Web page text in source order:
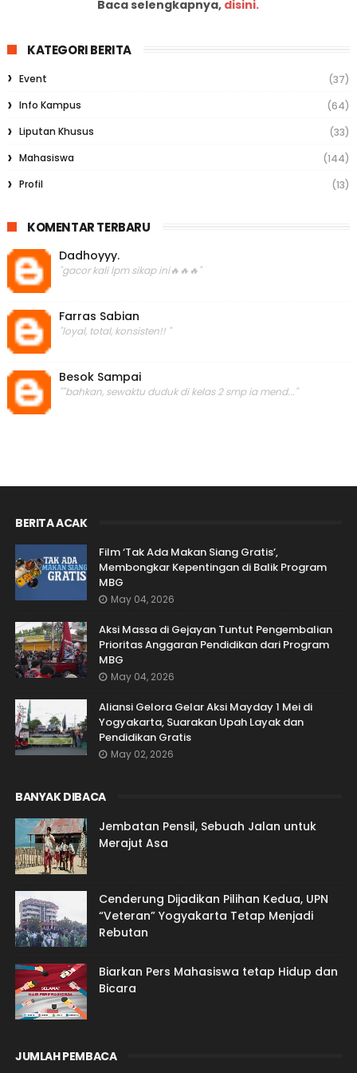
Baca selengkapnya, disini.
KATEGORI BERITA
Event
(37)
Info Kampus
(64)
Liputan Khusus
(33)
Mahasiswa
(144)
Profil
(13)
KOMENTAR TERBARU
Dadhoyyy.
"gacor kali lpm sikap ini🔥🔥🔥"
Farras Sabian
"loyal, total, konsisten!! "
Besok Sampai
""bahkan, sewaktu duduk di kelas 2 smp ia mend..."
BERITA ACAK
Film ‘Tak Ada Makan Siang Gratis’,
Membongkar Kepentingan di Balik Program
MBG
May 04, 2026
Aksi Massa di Gejayan Tuntut Pengembalian
Prioritas Anggaran Pendidikan dari Program
MBG
May 04, 2026
Aliansi Gelora Gelar Aksi Mayday 1 Mei di
Yogyakarta, Suarakan Upah Layak dan
Pendidikan Gratis
May 02, 2026
BANYAK DIBACA
Jembatan Pensil, Sebuah Jalan untuk
Merajut Asa
Cenderung Dijadikan Pilihan Kedua, UPN
“Veteran” Yogyakarta Tetap Menjadi
Rebutan
Biarkan Pers Mahasiswa tetap Hidup dan
Bicara
JUMLAH PEMBACA